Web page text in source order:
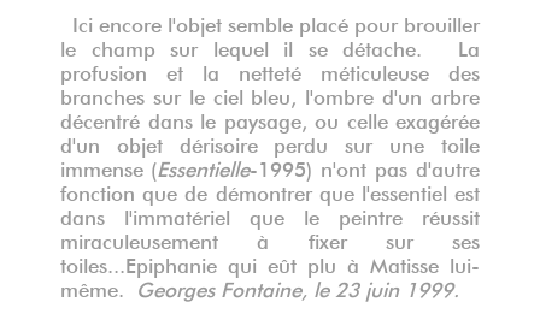
Ici encore l'objet semble placé pour brouiller
le champ sur lequel il se détache. La
profusion et la netteté méticuleuse des
branches sur le ciel bleu, l'ombre d'un arbre
décentré dans le paysage, ou celle exagérée
d'un objet dérisoire perdu sur une toile
immense ( Essentielle -1995) n'ont pas d'autre
fonction que de démontrer que l'essentiel est
dans l'immatériel que le peintre réussit
miraculeusement à fixer sur ses
toiles...Epiphanie qui eût plu à Matisse lui-
même. Georges Fontaine, le 23 juin 1999.